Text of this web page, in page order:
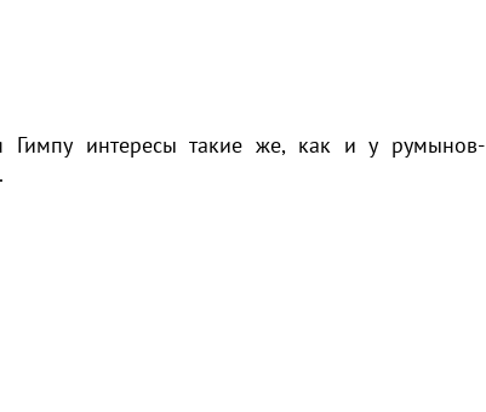
Гимпу интересы такие же, как и у румынов-